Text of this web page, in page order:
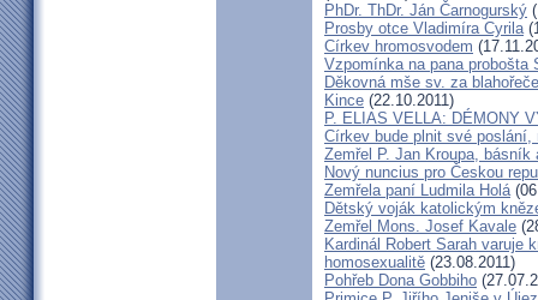
PhDr. ThDr. Ján Čarnogurský
Prosby otce Vladimíra Cyrila
Církev hromosvodem
Vzpomínka na pana probošta
Děkovná mše sv. za
Kince (22.10.2011)
P. ELIAS VELLA: DÉMONY
Církev bude plnit své
Zemřel P. Jan Kroupa, básník
Nový nuncius pro Českou
Zemřela paní Ludmila Holá
Dětský voják katolickým
Zemřel Mons. Josef Kavale
Kardinál Robert Sarah varuje
homosexualitě (23.08.2011)
Pohřeb Dona Gobbiho